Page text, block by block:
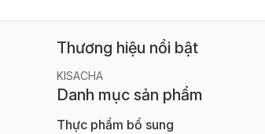
Thương hiệu nổi bật
KISACHA
Danh mục sản phẩm
Thực phẩm bổ sung